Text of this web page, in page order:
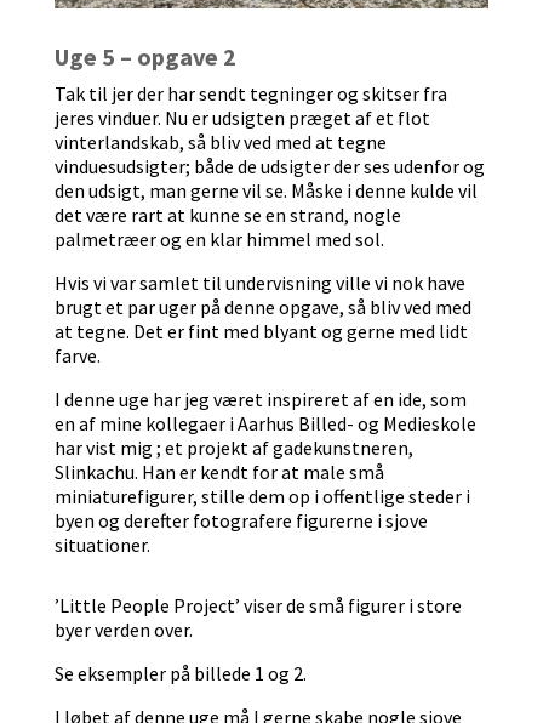
Uge 5 – opgave 2
Tak til jer der har sendt tegninger og skitser fra
jeres vinduer. Nu er udsigten præget af et flot
vinterlandskab, så bliv ved med at tegne
vinduesudsigter; både de udsigter der ses udenfor og
den udsigt, man gerne vil se. Måske i denne kulde vil
det være rart at kunne se en strand, nogle
palmetræer og en klar himmel med sol.
Hvis vi var samlet til undervisning ville vi nok have
brugt et par uger på denne opgave, så bliv ved med
at tegne. Det er fint med blyant og gerne med lidt
farve.
I denne uge har jeg været inspireret af en ide, som
en af mine kollegaer i Aarhus Billed- og Medieskole
har vist mig ; et projekt af gadekunstneren,
Slinkachu. Han er kendt for at male små
miniaturefigurer, stille dem op i offentlige steder i
byen og derefter fotografere figurerne i sjove
situationer.
’Little People Project’ viser de små figurer i store
byer verden over.
Se eksempler på billede 1 og 2.
I løbet af denne uge må I gerne skabe nogle sjove